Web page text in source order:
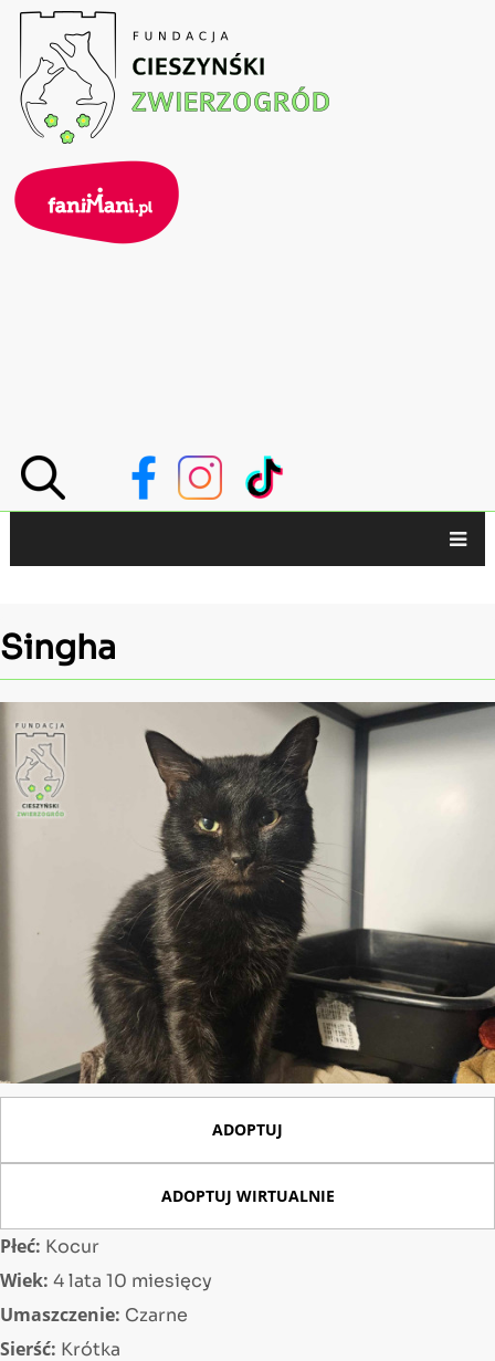
Przejdź
do
treści
nawigacja
Singha
ADOPTUJ
ADOPTUJ WIRTUALNIE
Płeć: Kocur
Wiek: 4 lata 10 miesięcy
Umaszczenie: Czarne
Sierść: Krótka